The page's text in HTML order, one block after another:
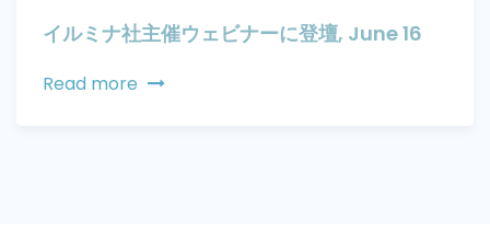
イルミナ社主催ウェビナーに登壇, June 16
Read more